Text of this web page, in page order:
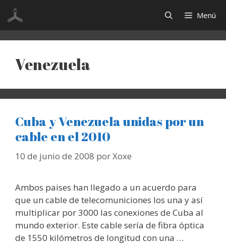
Saltar
contenido
Menú
Venezuela
Cuba y Venezuela unidas por un
cable en el 2010
10 de junio de 2008 porXoxe
Ambos paises han llegado a un acuerdo para
que un cable de telecomuniciones los una y así
multiplicar por 3000 las conexiones de Cuba al
mundo exterior. Este cable sería de fibra óptica
de 1550 kilómetros de longitud con una …